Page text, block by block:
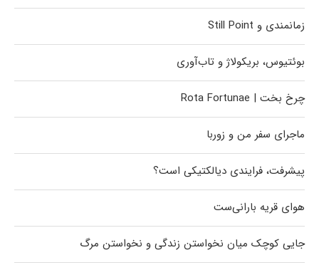
زمانمندی و Still Point
بوئتیوس، بریکولاژ و تاب‌آوری
چرخ بخت | Rota Fortunae
ماجرای سفر من و زوربا
پیشرفت، فرایندی دیالکتیکی است؟
هوای قریه بارانی‌ست
جایی کوچک میان نخواستن زندگی و نخواستن مرگ